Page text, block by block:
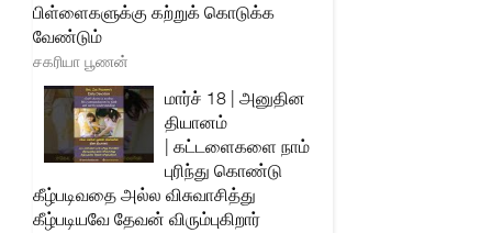
பிள்ளைகளுக்கு கற்றுக் கொடுக்க
வேண்டும்
சகரியா பூணன்
மார்ச் 18 | அனுதின
தியானம்
| கட்டளைகளை நாம்
புரிந்து கொண்டு
கீழ்படிவதை அல்ல விசுவாசித்து
கீழ்படியவே தேவன் விரும்புகிறார்